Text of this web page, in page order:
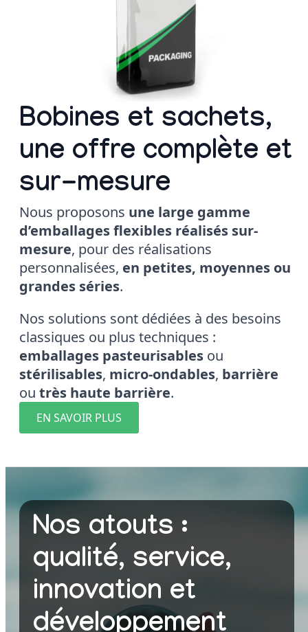
Bobines et sachets,
une offre complète et
sur-mesure
Nous proposons une large gamme
d’emballages flexibles réalisés sur-
mesure, pour des réalisations
personnalisées, en petites, moyennes ou
grandes séries.
Nos solutions sont dédiées à des besoins
classiques ou plus techniques :
emballages pasteurisables ou
stérilisables, micro-ondables, barrière
ou très haute barrière.
EN SAVOIR PLUS
Nos atouts :
qualité, service,
innovation et